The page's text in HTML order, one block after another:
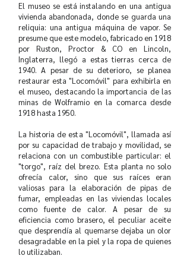
El museo se está instalando en una antigua
vivienda abandonada, donde se guarda una
reliquia: una antigua máquina de vapor. Se
presume que este modelo, fabricado en 1918
por Ruston, Proctor & CO en Lincoln,
Inglaterra, llegó a estas tierras cerca de
1940. A pesar de su deterioro, se planea
restaurar esta "Locomóvil" para exhibirla en
el museo, destacando la importancia de las
minas de Wolframio en la comarca desde
1918 hasta 1950.
La historia de esta "Locomóvil", llamada así
por su capacidad de trabajo y movilidad, se
relaciona con un combustible particular: el
"torgo", raíz del brezo. Esta planta no solo
ofrecía calor, sino que sus raíces eran
valiosas para la elaboración de pipas de
fumar, empleadas en las viviendas locales
como fuente de calor. A pesar de su
eficiencia como brasero, el peculiar aceite
que desprendía al quemarse dejaba un olor
desagradable en la piel y la ropa de quienes
lo utilizaban.